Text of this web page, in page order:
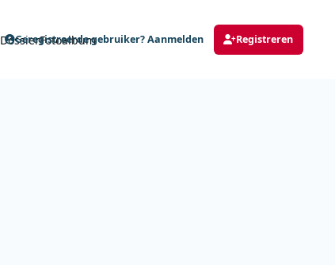
DossierFotoalbum
Geregistreerde gebruiker? Aanmelden Registreren